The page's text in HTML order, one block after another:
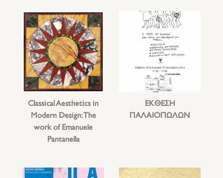
Classical Aesthetics in
Modern Design: The
work of Emanuele
Pantanella
ΕΚΘΕΣΗ
ΠΑΛΑΙΟΠΩΛΩΝ